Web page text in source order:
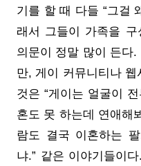
기를 할 때 다들 “그걸
래서 그들이 가족을 구
의문이 정말 많이 든다
만, 게이 커뮤니티나
것은 “게이는 얼굴이
혼도 못 하는데 연애해
람도 결국 이혼하는
냐.” 같은 이야기들이